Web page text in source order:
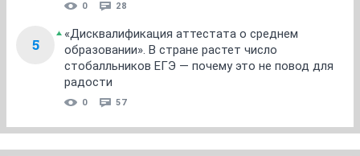
0 28
5
«Дисквалификация аттестата о среднем
образовании». В стране растет число
стобалльников ЕГЭ — почему это не повод для
радости
0 57